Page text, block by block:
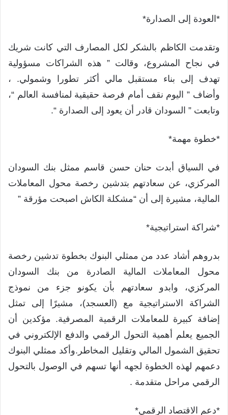
*العودة إلى الصدارة*
وتقدمت الكاظم بالشكر لكل المصارف التي كانت شريك
في نجاح المشروع، وقالت ” هذه الشراكات مسؤولية
تهدف إلى بناء مستقبل مالي أكثر تطورا وشمولي. ،
وأضاف ” اليوم نقف أمام فرصة حقيقية لمنافسة العالم “،
وتابعت ” السودان قادر أن يعود إلى الصدارة “.
*خطوة مهمة*
في السياق أبدت حنان حسن قاسم ممثل بنك السودان
المركزي، عن سعادتهم بتدشين رخصة محول المعاملات
المالية، مشيرة إلى أن “مشكلة الكاش اصبحت مؤرقة ”
*شراكة استراتيجية*
بدروهم أشاد عدد من ممثلي البنوك بخطوة تدشين رخصة
محول المعاملات المالية الصادرة من بنك السودان
المركزي، وابدو سعادتهم بأن يكونو جزء من نموذج
الشراكة الاستراتيجية مع (العسجد)، مشيرًا إلى تمثل
إضافة كبيرة للمعاملات الرقمية المصرفية. مؤكدين أن
الجميع يعلم أهمية التحول الرقمي والدفع الإلكتروني في
تحقيق الشمول المالي وتقليل المخاطر.وأكد ممثلي البنوك
دعمهم لهذه الخطوة لجهه أنها تسهم في الوصول بالتحول
الرقمي مراحل متقدمة .
*دعم الاقتصاد الرقمي*